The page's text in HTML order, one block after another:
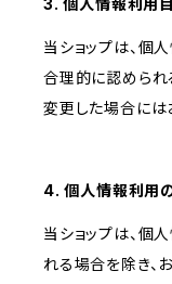
3. 個人情報利用
当ショップは、個
合理的に認められ
変更した場合には
4. 個人情報利用
当ショップは、個
れる場合を除き、